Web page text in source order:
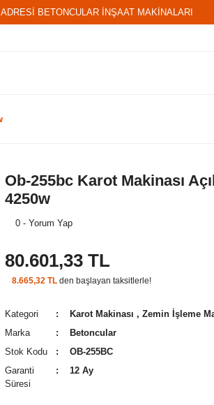
BETONCULAR İNŞAAT MAKİNALARI
Ob-255bc Karot Makinası
4250w
0 - Yorum Yap
80.601,33 TL
8.665,32 TL den başlayan taksitlerle!
Kategori Karot Makinası ,Zemin İşleme
Marka
Betoncular
Stok Kodu
OB-255BC
Garanti
Süresi
12 Ay